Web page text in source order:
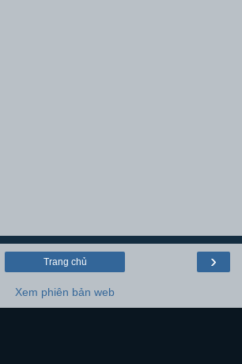
›
Trang chủ
Xem phiên bản web